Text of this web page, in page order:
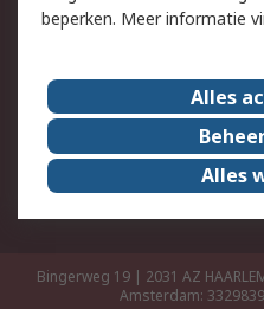
verkoopvoorwaarden
Over RS
RS Group
RS wereldwijd
ESG
Bingerweg 19 | 2031 AZ
Amsterdam:
beperken. Meer informatie
Alles
Alles